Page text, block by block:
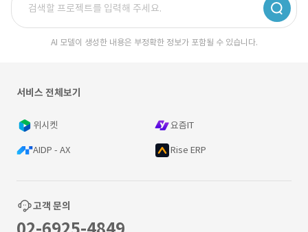
AI 모델이 생성한 내용은 부정확한 정보가 포함될 수 있습니다.
서비스 전체보기
위시켓 요즘IT
AIDP - AX Rise ERP
고객 문의